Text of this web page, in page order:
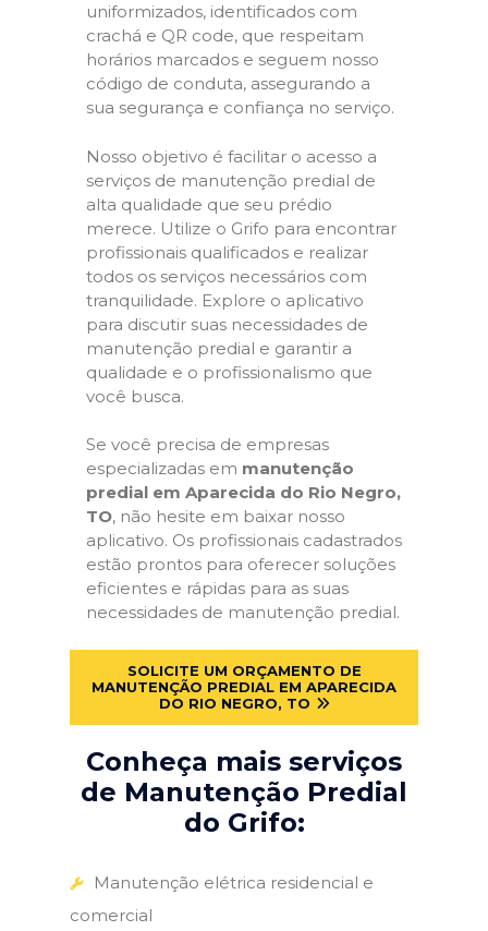
uniformizados, identificados com
crachá e QR code, que respeitam
horários marcados e seguem nosso
código de conduta, assegurando a
sua segurança e confiança no serviço.
Nosso objetivo é facilitar o acesso a
serviços de manutenção predial de
alta qualidade que seu prédio
merece. Utilize o Grifo para encontrar
profissionais qualificados e realizar
todos os serviços necessários com
tranquilidade. Explore o aplicativo
para discutir suas necessidades de
manutenção predial e garantir a
qualidade e o profissionalismo que
você busca.
Se você precisa de empresas
especializadas em manutenção
predial em Aparecida do Rio Negro,
TO, não hesite em baixar nosso
aplicativo. Os profissionais cadastrados
estão prontos para oferecer soluções
eficientes e rápidas para as suas
necessidades de manutenção predial.
SOLICITE UM ORÇAMENTO DE
MANUTENÇÃO PREDIAL EM APARECIDA
DO RIO NEGRO, TO
Conheça mais serviços
de Manutenção Predial
do Grifo:
Manutenção elétrica residencial e
comercial